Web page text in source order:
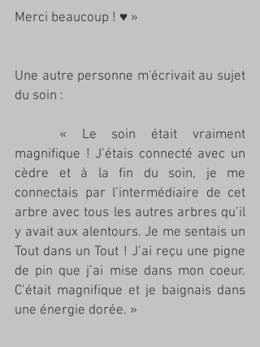
Merci beaucoup ! ♥️ »
Une autre personne m'écrivait au sujet
du soin :
magnifique ! J’étais connecté avec un
cèdre et à la fin du soin, je me
connectais par l’intermédiaire de cet
arbre avec tous les autres arbres qu’il
y avait aux alentours. Je me sentais un
Tout dans un Tout ! J’ai reçu une pigne
de pin que j’ai mise dans mon coeur.
C’était magnifique et je baignais dans
une énergie dorée. »